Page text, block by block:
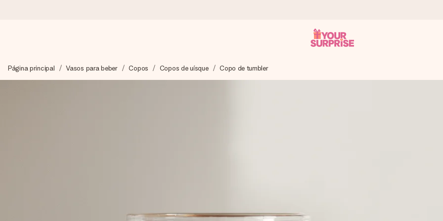
Preparamos o teu presente com toda a atenção e enviamos num instante - para que possas oferece-lo na hora certa, quando
Página principal Vasos para beber Copos Copos de uísque Copo de tumbler